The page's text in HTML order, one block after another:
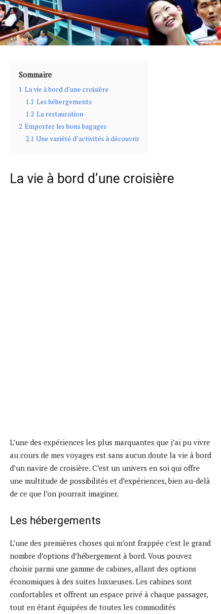
Sommaire
1 La vie à bord d’une croisière
1.1 Les hébergements
1.2 La restauration
2 Emporter les bons bagages
2.1 Une variété d’activités à découvrir
La vie à bord d’une croisière
L’une des expériences les plus marquantes que j’ai pu vivre
au cours de mes voyages est sans aucun doute la vie à bord
d’un navire de croisière. C’est un univers en soi qui offre
une multitude de possibilités et d’expériences, bien au-delà
de ce que l’on pourrait imaginer.
Les hébergements
L’une des premières choses qui m’ont frappée c’est le grand
nombre d’options d’hébergement à bord. Vous pouvez
choisir parmi une gamme de cabines, allant des options
économiques à des suites luxueuses. Les cabines sont
confortables et offrent un espace privé à chaque passager,
tout en étant équipées de toutes les commodités